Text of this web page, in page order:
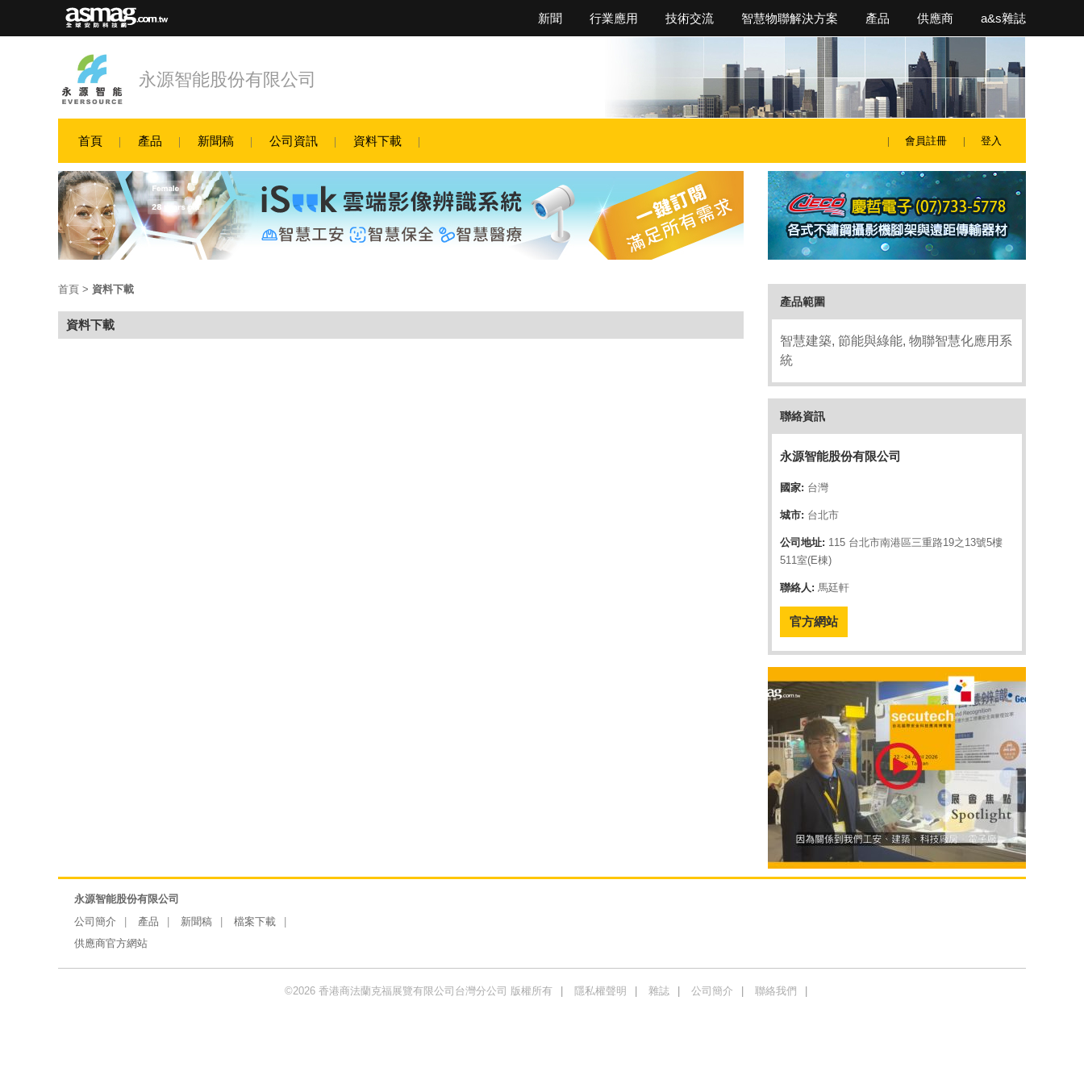
新聞 行業應用 技術交流 智慧物聯解決方案 產品 供應商 a&s雜誌
永源智能股份有限公司
首頁 產品 新聞稿 公司資訊 資料下載 會員註冊 登入
產品範圍
智慧建築, 節能與綠能, 物聯智慧化應用系
統
聯絡資訊
永源智能股份有限公司
國家: 台灣
城市: 台北市
公司地址: 115 台北市南港區三重路19之13號5樓
511室(E棟)
聯絡人: 馬廷軒
官方網站
首頁 > 資料下載
資料下載
永源智能股份有限公司
公司簡介
產品 新聞稿
檔案下載
供應商官方網站
©2026 香港商法蘭克福展覽有限公司台灣分公司 版權所有 隱私權聲明 雜誌 公司簡介 聯絡我們